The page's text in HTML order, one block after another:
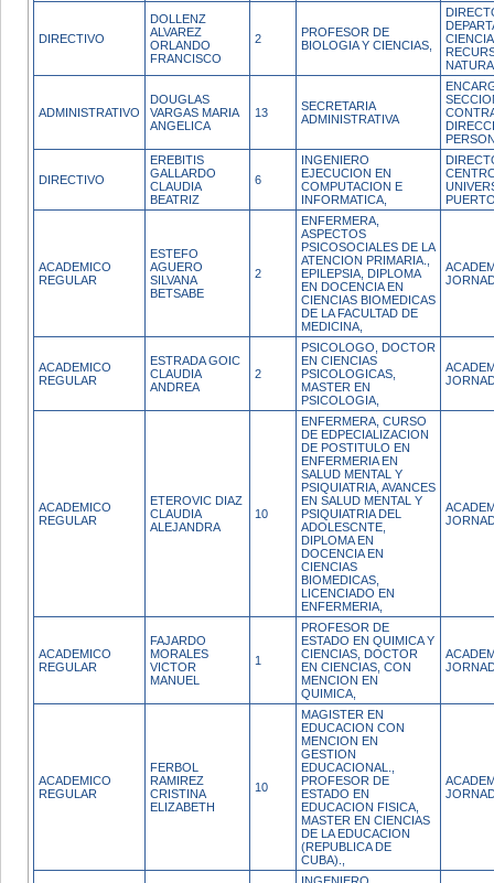
DIRECTIVO
DOLLENZ
ALVAREZ
ORLANDO
FRANCISCO
2
PROFESOR DE
BIOLOGIA Y CIENCIAS,
ADMINISTRATIVO
DOUGLAS
VARGAS MARIA
ANGELICA
13
SECRETARIA
ADMINISTRATIVA
DIRECTIVO
EREBITIS
GALLARDO
CLAUDIA
BEATRIZ
6
INGENIERO
EJECUCION EN
COMPUTACION E
INFORMATICA,
ACADEMICO
REGULAR
ESTEFO
AGUERO
SILVANA
BETSABE
2
ENFERMERA,
ASPECTOS
PSICOSOCIALES DE LA
ATENCION PRIMARIA.,
EPILEPSIA, DIPLOMA
EN DOCENCIA EN
CIENCIAS BIOMEDICAS
DE LA FACULTAD DE
MEDICINA,
ACADEMICO
REGULAR
ESTRADA GOIC
CLAUDIA
ANDREA
2
PSICOLOGO, DOCTOR
EN CIENCIAS
PSICOLOGICAS,
MASTER EN
PSICOLOGIA,
ACADEMICO
REGULAR
ETEROVIC DIAZ
CLAUDIA
ALEJANDRA
10
ENFERMERA, CURSO
DE EDPECIALIZACION
DE POSTITULO EN
ENFERMERIA EN
SALUD MENTAL Y
PSIQUIATRIA, AVANCES
EN SALUD MENTAL Y
PSIQUIATRIA DEL
ADOLESCNTE,
DIPLOMA EN
DOCENCIA EN
CIENCIAS
BIOMEDICAS,
LICENCIADO EN
ENFERMERIA,
ACADEMICO
REGULAR
FAJARDO
MORALES
VICTOR
MANUEL
1
PROFESOR DE
ESTADO EN QUIMICA Y
CIENCIAS, DOCTOR
EN CIENCIAS, CON
MENCION EN
QUIMICA,
ACADEMICO
REGULAR
FERBOL
RAMIREZ
CRISTINA
ELIZABETH
10
MAGISTER EN
EDUCACION CON
MENCION EN
GESTION
EDUCACIONAL.,
PROFESOR DE
ESTADO EN
EDUCACION FISICA,
MASTER EN CIENCIAS
DE LA EDUCACION
(REPUBLICA DE
CUBA).,